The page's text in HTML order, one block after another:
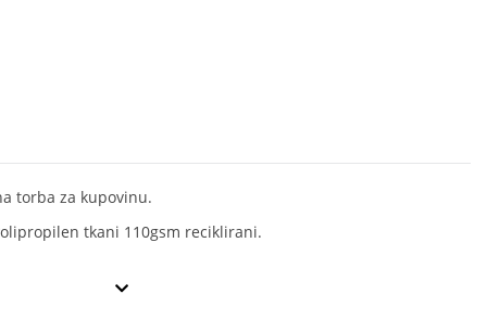
torba za kupovinu.
tkani 110gsm reciklirani.